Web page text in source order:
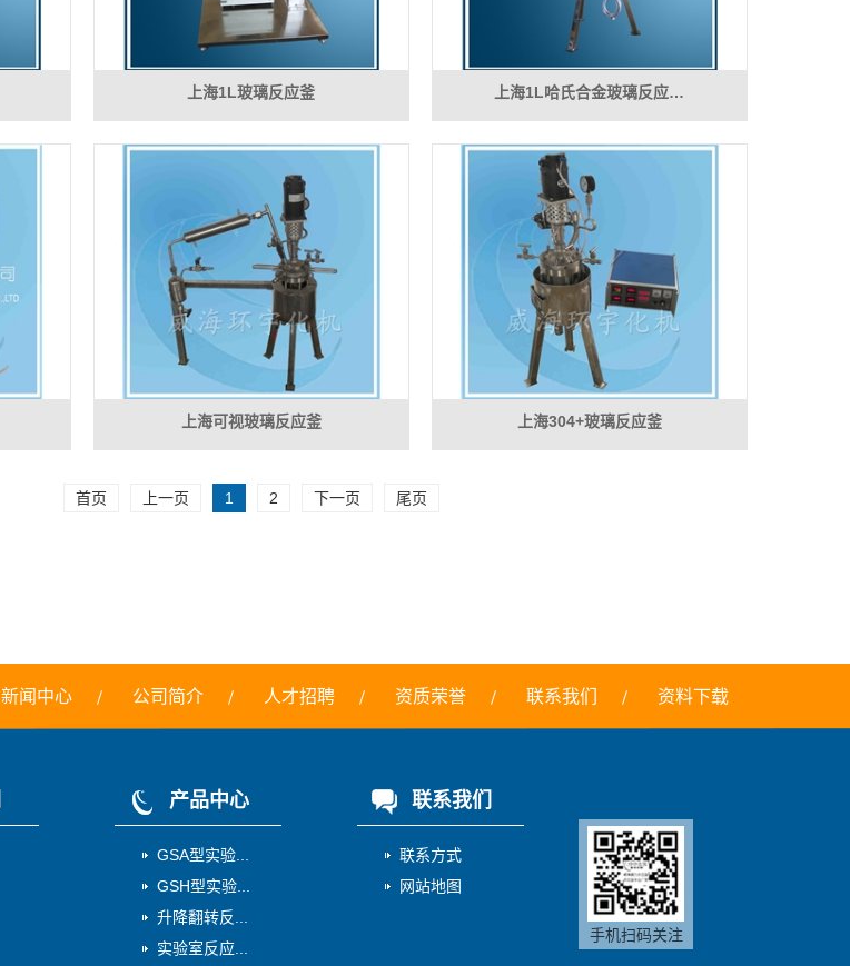
上海1L玻璃反应釜 上海1L哈氏合金玻璃反应…
上海可视玻璃反应釜 上海304+玻璃反应釜
首页 上一页 1 2 下一页 尾页
新闻中心 公司简介 人才招聘 资质荣誉 联系我们 资料下载
产品中心
GSA型实验...
GSH型实验...
升降翻转反...
实验室反应...
联系我们
联系方式
网站地图
手机扫码关注